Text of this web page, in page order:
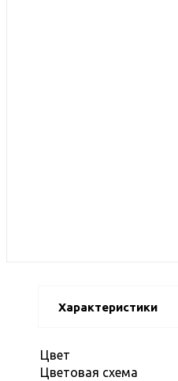
Характеристики
Цвет
Цветовая схема